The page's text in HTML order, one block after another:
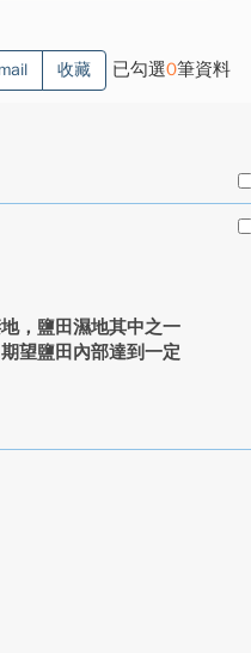
收藏 已勾選0筆資料
，鹽田濕地其中之一
望鹽田內部達到一定